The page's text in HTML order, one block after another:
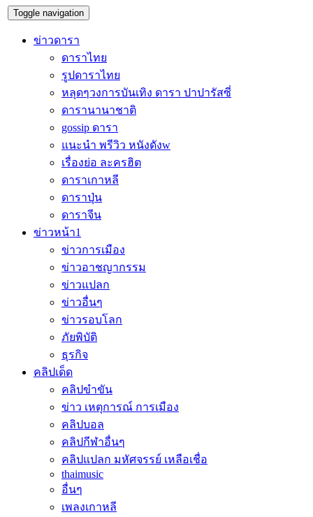
Toggle navigation
ข่าวดารา
ดาราไทย
รูปดาราไทย
หลุดๆวงการบันเทิง ดารา ปาปารัสซี่
ดารานานาชาติ
gossip ดารา
แนะนำ พรีวิว หนังดังw
เรื่องย่อ ละครฮิต
ดาราเกาหลี
ดาราปุ่น
ดาราจีน
ข่าวหน้า1
ข่าวการเมือง
ข่าวอาชญากรรม
ข่าวแปลก
ข่าวอื่นๆ
ข่าวรอบโลก
ภัยพิบัติ
ธุรกิจ
คลิปเด็ด
คลิปขำขัน
ข่าว เหตุการณ์ การเมือง
คลิปบอล
คลิปกีฬาอื่นๆ
คลิปแปลก มหัศจรรย์ เหลือเชื่อ
thaimusic
อื่นๆ
เพลงเกาหลี